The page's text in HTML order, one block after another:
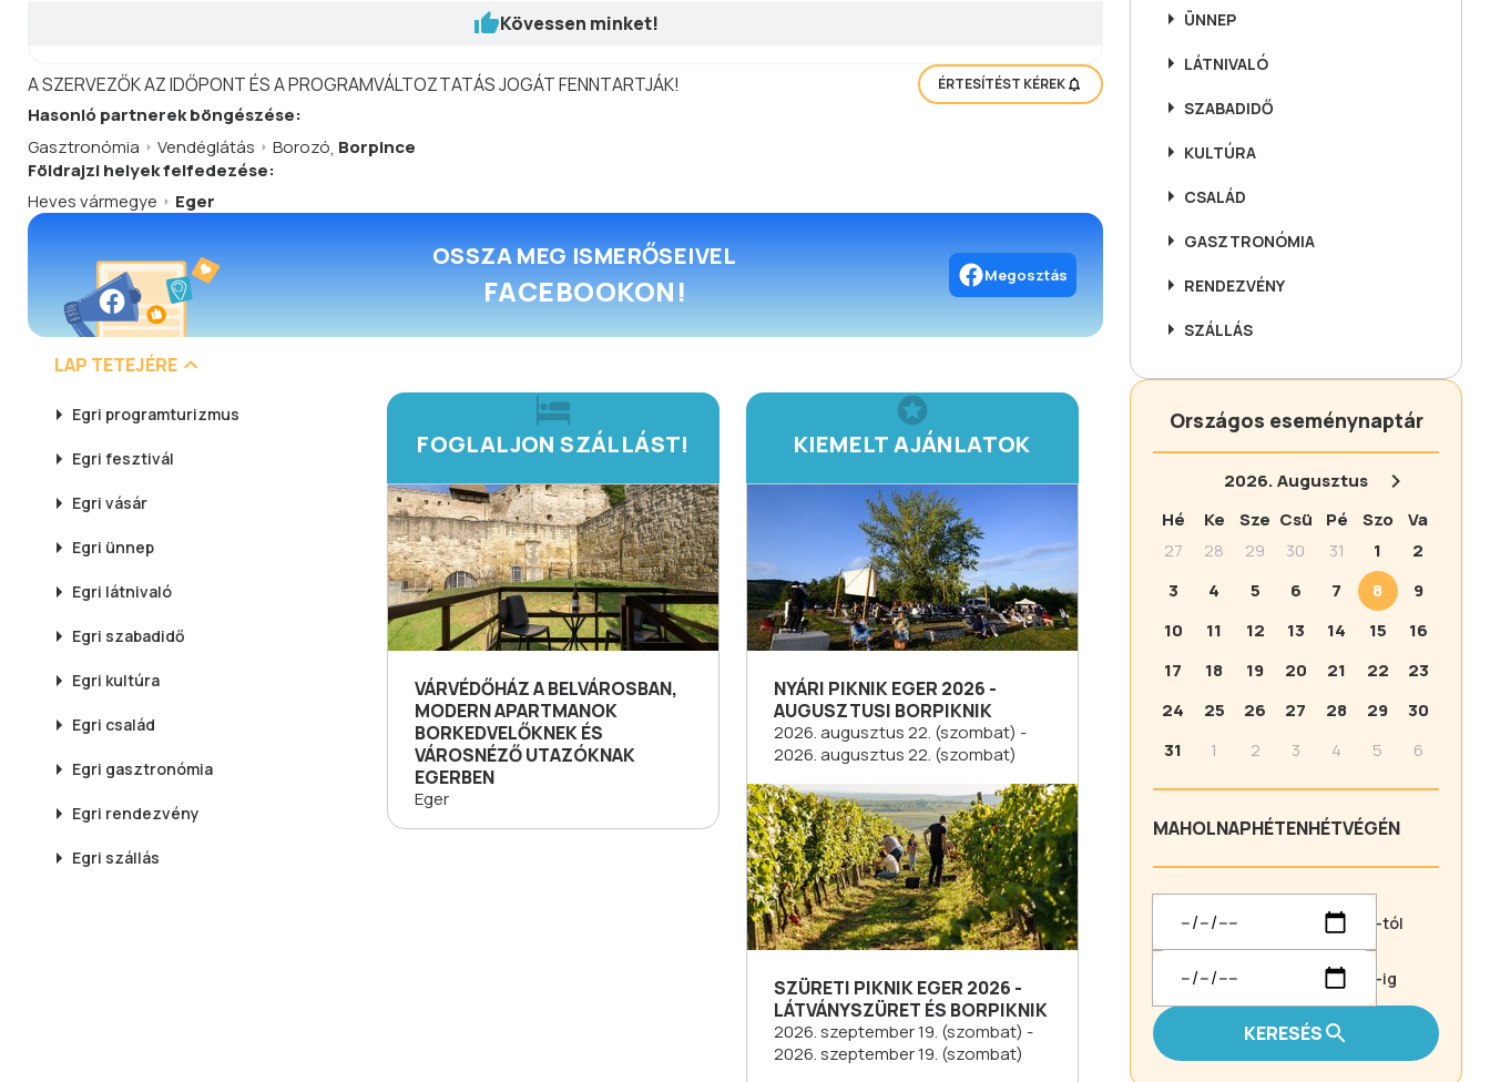
Kövessen minket!
A SZERVEZŐK AZ IDŐPONT ÉS A PROGRAMVÁLTOZTATÁS JOGÁT FENNTARTJÁK! ÉRTESÍTÉST KÉREK
Hasonló partnerekböngészése:
Gasztronómia
Vendéglátás Borozó, Borpince
Földrajzi helyek felfedezése:
Heves vármegye
Eger
OSSZA MEG ISMERŐSEIVEL
FACEBOOKON! Megosztás
LAP TETEJÉRE
Egri programturizmus
Egri fesztivál
Egri vásár
Egri ünnep
Egri látnivaló
Egri szabadidő
Egri kultúra
Egri család
Egri gasztronómia
Egri rendezvény
Egri szállás
FOGLALJON SZÁLLÁST!
VÁRVÉDŐHÁZ A BELVÁROSBAN,
MODERN APARTMANOK
BORKEDVELŐKNEK ÉS
VÁROSNÉZŐ UTAZÓKNAK
EGERBEN
Eger
KIEMELT AJÁNLATOK
NYÁRI PIKNIK EGER 2026 -
AUGUSZTUSI BORPIKNIK
2026. augusztus 22. (szombat) -
2026. augusztus 22. (szombat)
SZÜRETI PIKNIK EGER 2026 -
LÁTVÁNYSZÜRET ÉS BORPIKNIK
2026. szeptember 19. (szombat) -
2026. szeptember 19. (szombat)
ÜNNEP
LÁTNIVALÓ
SZABADIDŐ
KULTÚRA
CSALÁD
GASZTRONÓMIA
RENDEZVÉNY
SZÁLLÁS
Országos eseménynaptár
2026.Augusztus
Hé
Ke Sze Csü Pé Szo
Va
27
28 29 30 31 1
2
3
4 5 6 7 8
9
10
11 12 13 14 15
16
17
18 19 20 21 22
23
24
25 26 27 28 29
30
31
1 2 3 4 5 6
MAHOLNAPHÉTENHÉTVÉGÉN
-tól
-ig
KERESÉS